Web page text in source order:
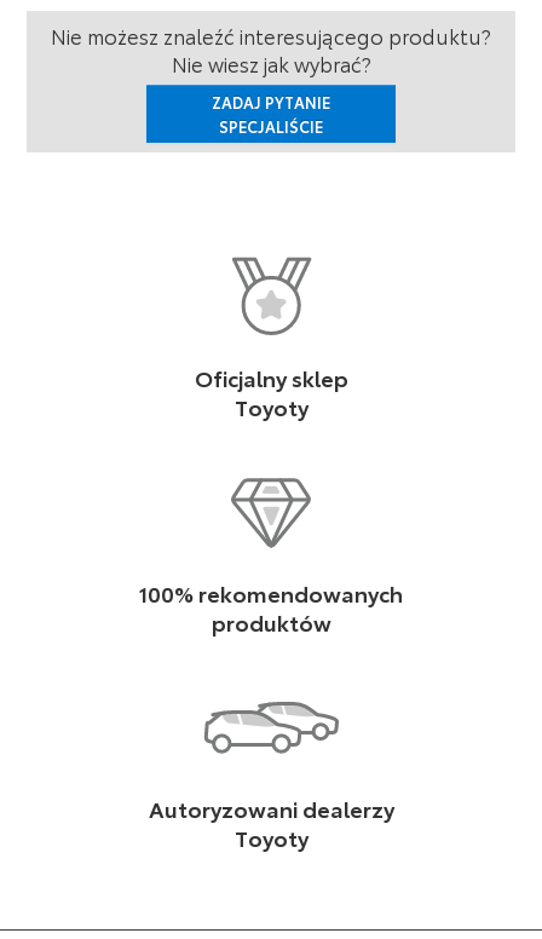
Nie możesz znaleźć interesującego produktu?
Nie wiesz jak wybrać?
ZADAJ PYTANIE
SPECJALIŚCIE
Oficjalny sklep
Toyoty
100% rekomendowanych
produktów
Autoryzowani dealerzy
Toyoty